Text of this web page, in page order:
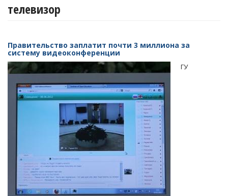
телевизор
Правительство заплатит почти 3 миллиона за
систему видеоконференции
ГУ